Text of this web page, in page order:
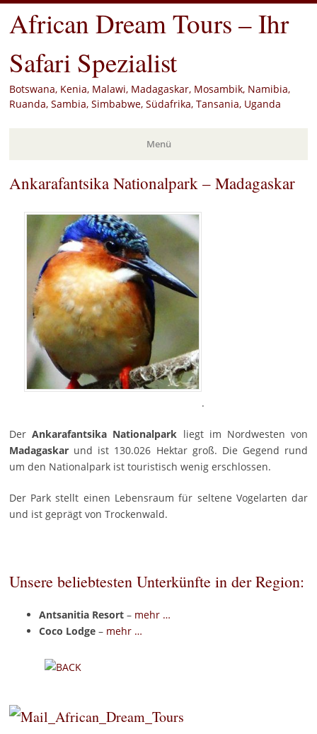
African Dream Tours – Ihr
Safari Spezialist
Botswana, Kenia, Malawi, Madagaskar, Mosambik, Namibia,
Ruanda, Sambia, Simbabwe, Südafrika, Tansania, Uganda
Menü
Zum
springen
Ankarafantsika Nationalpark – Madagaskar
.
DerAnkarafantsika Nationalpark liegt im Nordwesten von
Madagaskarund ist 130.026 Hektar groß. Die Gegend rund
um den Nationalpark ist touristisch wenig erschlossen.
Der Park stellt einen Lebensraum für seltene Vogelarten dar
und ist geprägt von Trockenwald.
Unsere beliebtesten Unterkünfte in der Region:
Antsanitia Resort– mehr …
Coco Lodge– mehr …